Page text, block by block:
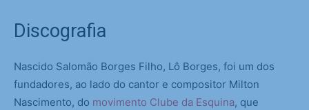
Discografia
Nascido Salomão Borges Filho, Lô Borges, foi um dos
fundadores, ao lado do cantor e compositor Milton
Nascimento, do movimento Clube da Esquina, que